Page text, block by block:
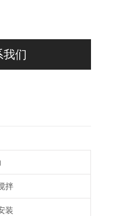
我们
拌
装